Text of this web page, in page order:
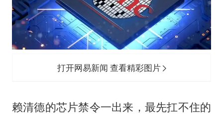
打开网易新闻 查看精彩图片
赖清德的芯片禁令一出来，最先扛不住的